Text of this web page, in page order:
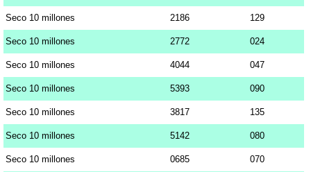
Seco 10 millones 2186 129
Seco 10 millones 2772 024
Seco 10 millones 4044 047
Seco 10 millones 5393 090
Seco 10 millones 3817 135
Seco 10 millones 5142 080
Seco 10 millones 0685 070